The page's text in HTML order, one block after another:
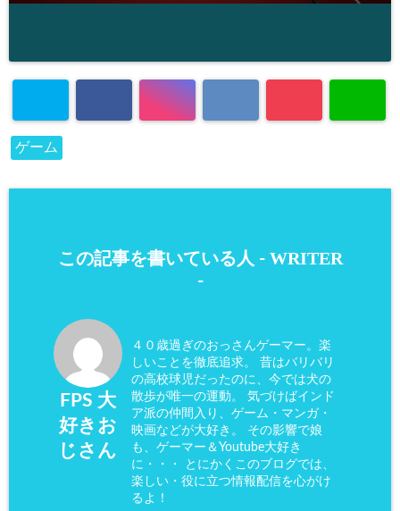
ゲーム
この記事を書いている人 - WRITER
-
FPS 大
好きお
じさん
４０歳過ぎのおっさんゲーマー。楽
しいことを徹底追求。 昔はバリバリ
の高校球児だったのに、今では犬の
散歩が唯一の運動。 気づけばインド
ア派の仲間入り、ゲーム・マンガ・
映画などが大好き。 その影響で娘
も、ゲーマー＆Youtube大好き
に・・・ とにかくこのブログでは、
楽しい・役に立つ情報配信を心がけ
るよ！